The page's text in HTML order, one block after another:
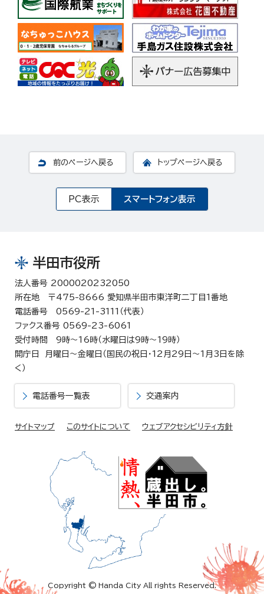
前のページへ戻る トップページへ戻る
PC表示 スマートフォン表示
半田市役所
法人番号 2000020232050
所在地 〒475-8666 愛知県半田市東洋町二丁目1番地
電話番号 0569-21-3111（代表）
ファクス番号 0569-23-6061
受付時間 9時～16時（水曜日は9時～19時）
開庁日 月曜日～金曜日（国民の祝日・12月29日～1月3日を除
く）
電話番号一覧表 交通案内
サイトマップ このサイトについて ウェブアクセシビリティ方針
Copyright © Handa City All rights Reserved.